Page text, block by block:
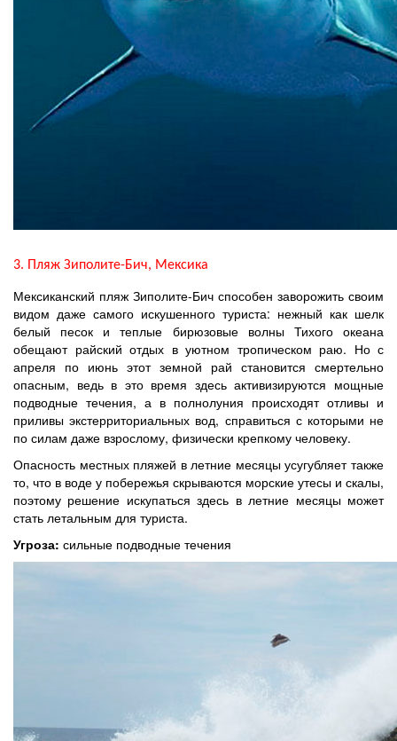
3. Пляж Зиполите-Бич, Мексика
Мексиканский пляж Зиполите-Бич способен заворожить своим
видом даже самого искушенного туриста: нежный как шелк
белый песок и теплые бирюзовые волны Тихого океана
обещают райский отдых в уютном тропическом раю. Но с
апреля по июнь этот земной рай становится смертельно
опасным, ведь в это время здесь активизируются мощные
подводные течения, а в полнолуния происходят отливы и
приливы экстерриториальных вод, справиться с которыми не
по силам даже взрослому, физически крепкому человеку.
Опасность местных пляжей в летние месяцы усугубляет также
то, что в воде у побережья скрываются морские утесы и скалы,
поэтому решение искупаться здесь в летние месяцы может
стать летальным для туриста.
Угроза: сильные подводные течения